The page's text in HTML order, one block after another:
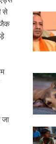
से
जैक